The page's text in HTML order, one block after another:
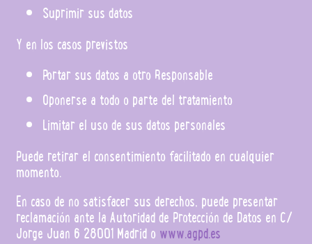
Suprimir sus datos
Y en los casos previstos
Portar sus datos a otro Responsable
Oponerse a todo o parte del tratamiento
Limitar el uso de sus datos personales
Puede retirar el consentimiento facilitado en cualquier
momento.
En caso de no satisfacer sus derechos, puede presentar
reclamación ante la Autoridad de Protección de Datos en C/
Jorge Juan 6 28001 Madrid o www.agpd.es